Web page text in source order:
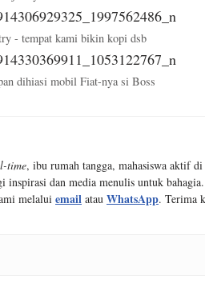
- tempat kami bikin kopi dsb
dihiasi mobil Fiat-nya si Boss
time, ibu rumah tangga, mahasiswa aktif
inspirasi dan media menulis untuk
melalui email atau WhatsApp. Terima